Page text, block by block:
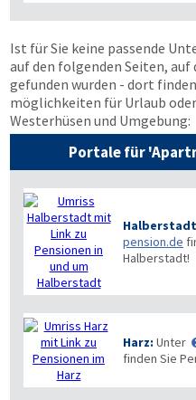
Ist für Sie keine passende
auf den folgenden Seiten, auf
gefunden wurden - dort
möglichkeiten für Urlaub
Westerhüsen und Umgebung:
Portale für
pension.de
Halberstadt!
Harz: Unter
finden Sie